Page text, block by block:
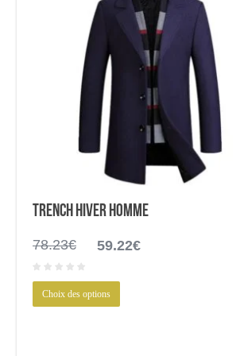
Trench hiver homme
78.23€
prix
initial
était :
78.23€.
59.22€
Choix des options
Ce
a